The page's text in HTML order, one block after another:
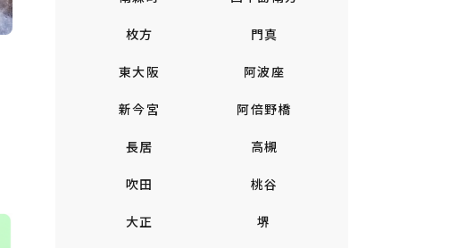
枚方 門真
東大阪 阿波座
新今宮 阿倍野橋
長居 高槻
吹田 桃谷
大正 堺